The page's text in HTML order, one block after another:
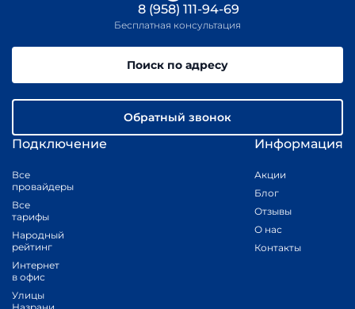
Подключение
Все
провайдеры
Все
тарифы
Народный
рейтинг
Интернет
в офис
Улицы
Информация
Акции
Блог
Отзывы
О нас
Контакты
8 (958) 111-94-69
Бесплатная консультация
Поиск по адресу
Обратный звонок